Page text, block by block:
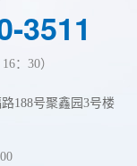
3511
：30）
188号聚鑫园3号楼